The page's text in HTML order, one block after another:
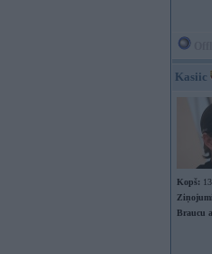
Kasiic
Kopš:
Braucu